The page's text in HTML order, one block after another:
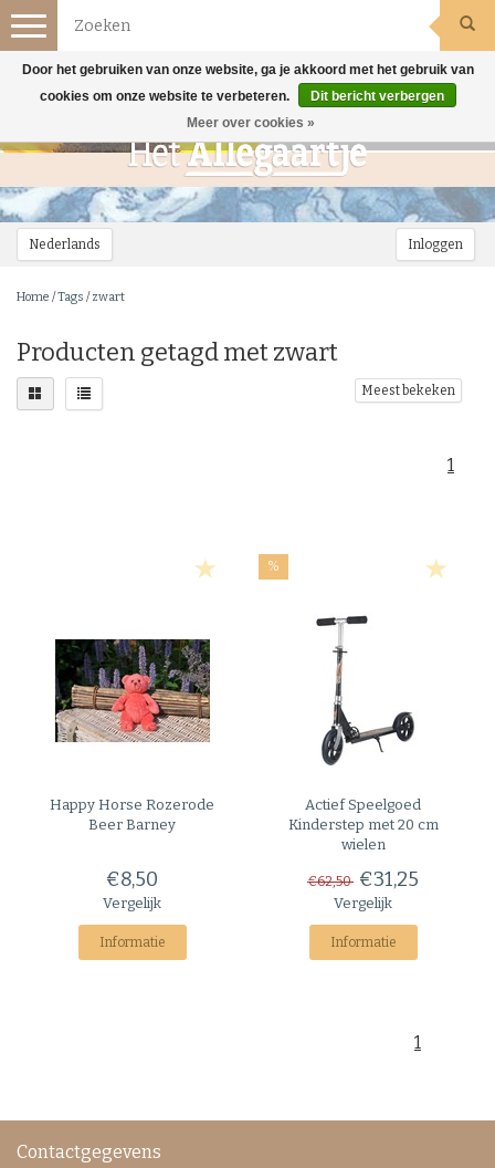
Nederlands Inloggen
Toggle
navigation
Home /Tags /zwart
Producten getagd met zwart
Meest bekeken
1
Happy Horse Rozerode
Beer Barney
€8,50
Vergelijk
Informatie
%
Actief Speelgoed
Kinderstep met 20 cm
wielen
€62,50 €31,25
Vergelijk
Informatie
1
Contactgegevens
Door het gebruiken van onze website, ga je akkoord met het gebruik van
cookies om onze website te verbeteren.
Dit bericht verbergen
Meer over cookies »